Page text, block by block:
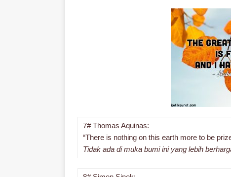
7# Thomas Aquinas:
“There is nothing on this earth more to be
Tidak ada di muka bumi ini yang lebih